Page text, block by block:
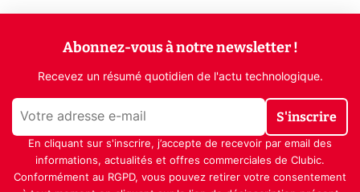
Abonnez-vous à notre newsletter !
Recevez un résumé quotidien de l'actu technologique.
S'inscrire
En cliquant sur s'inscrire, j’accepte de recevoir par email des
informations, actualités et offres commerciales de Clubic.
Conformément au RGPD, vous pouvez retirer votre consentement